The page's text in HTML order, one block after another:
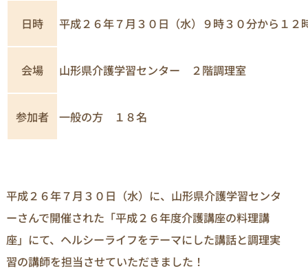
日時 平成２６年７月３０日（水）９時３０分から１２
会場 山形県介護学習センター ２階調理室
参加者 一般の方 １８名
平成２６年７月３０日（水）に、山形県介護学習センタ
ーさんで開催された「平成２６年度介護講座の料理講
座」にて、ヘルシーライフをテーマにした講話と調理実
習の講師を担当させていただきました！